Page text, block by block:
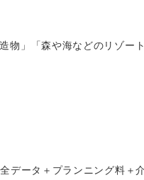
」「森や海などのリゾー
データ＋プランニング料＋